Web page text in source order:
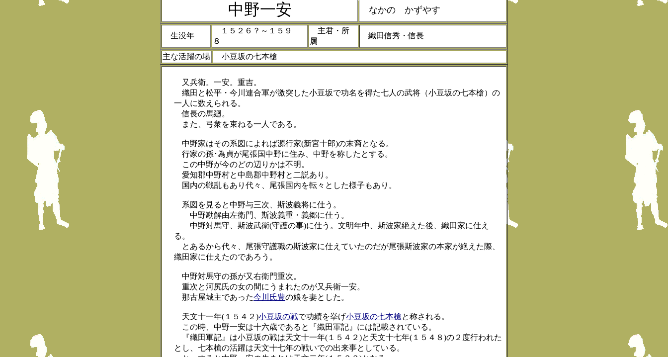
中野一安 なかの かずやす
生没年
１５２６？～１５９
８
主君・所
属
織田信秀・信長
主な活躍の場 小豆坂の七本槍
又兵衛。一安。重吉。
織田と松平・今川連合軍が激突した小豆坂で功名を得た七人の武将（小豆坂の七本槍）の
一人に数えられる。
信長の馬廻。
また、弓衆を束ねる一人である。
中野家はその系図によれば源行家(新宮十郎)の末裔となる。
行家の孫･為貞が尾張国中野に住み、中野を称したとする。
この中野が今のどの辺りかは不明。
愛知郡中野村と中島郡中野村と二説あり。
国内の戦乱もあり代々、尾張国内を転々とした様子もあり。
系図を見ると中野与三次、斯波義将に仕う。
中野勘解由左衛門、斯波義重・義郷に仕う。
中野対馬守、斯波武衛(守護の事)に仕う。文明年中、斯波家絶えた後、織田家に仕え
る。
とあるから代々、尾張守護職の斯波家に仕えていたのだが尾張斯波家の本家が絶えた際、
織田家に仕えたのであろう。
中野対馬守の孫が又右衛門重次。
重次と河尻氏の女の間にうまれたのが又兵衛一安。
那古屋城主であった今川氏豊の娘を妻とした。
天文十一年(１５４２)小豆坂の戦で功績を挙げ小豆坂の七本槍と称される。
この時、中野一安は十六歳であると『織田軍記』には記載されている。
『織田軍記』は小豆坂の戦は天文十一年(１５４２)と天文十七年(１５４８)の２度行われた
とし、七本槍の活躍は天文十七年の戦いでの出来事としている。